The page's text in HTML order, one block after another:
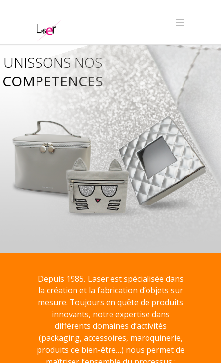
COMPETENCES
UNISSONS NOS
Depuis 1985, Laser est spécialisée dans
la création et la fabrication d’objets sur
mesure. Toujours en quête de produits
innovants, notre expertise dans
différents domaines d’activités
(packaging, accessoires, maroquinerie,
produits de bien-être…) nous permet de